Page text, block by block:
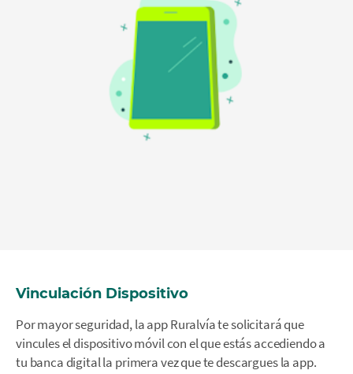
Vinculación Dispositivo
Por mayor seguridad, la app Ruralvía te solicitará que
vincules el dispositivo móvil con el que estás accediendo a
tu banca digital la primera vez que te descargues la app.